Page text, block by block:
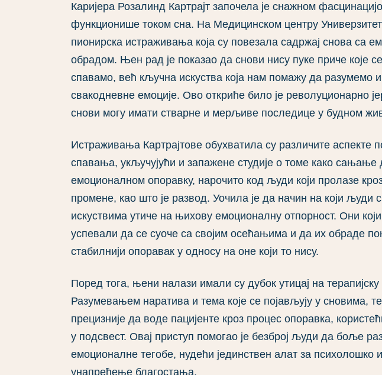
Каријера Розалинд Картрајт започела је снажном
функционише током сна. На Медицинском центру
пионирска истраживања која су повезала садржај снова са
обрадом. Њен рад је показао да снови нису пуке приче које се
спавамо, већ кључна искуства која нам помажу да разумемо
свакодневне емоције. Ово откриће било је револуционарно
снови могу имати стварне и мерљиве последице у будном
Истраживања Картрајтове обухватила су различите аспекте
спавања, укључујући и запажене студије о томе како сањање
емоционалном опоравку, нарочито код људи који пролазе
промене, као што је развод. Уочила је да начин на који људи
искуствима утиче на њихову емоционалну отпорност. Они
успевали да се суоче са својим осећањима и да их обраде
стабилнији опоравак у односу на оне који то нису.
Поред тога, њени налази имали су дубок утицај на терапијску
Разумевањем наратива и тема које се појављују у сновима,
прецизније да воде пацијенте кроз процес опоравка,
у подсвест. Овај приступ помогао је безброј људи да боље
емоционалне тегобе, нудећи јединствен алат за
унапређење благостања.